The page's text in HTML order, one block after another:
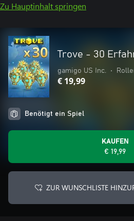
Zu Hauptinhalt springen
Trove - 30
gamigo US Inc. •
€ 19,99
Benötigt ein Spiel
KAUFEN
€ 19,99
ZUR WUNSCHLISTE